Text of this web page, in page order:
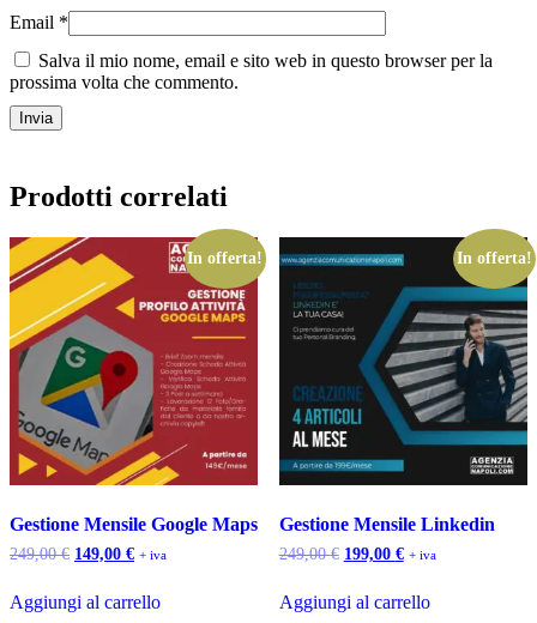
Email *
Salva il mio nome, email e sito web in questo browser per la
prossima volta che commento.
Prodotti correlati
In offerta!
Gestione Mensile Google Maps
249,00€ Il
originale
era:
149,00 €Il
attuale
è:
+ iva
Aggiungi al carrello
In offerta!
Gestione Mensile Linkedin
249,00€ Il
originale
era:
199,00 €Il
attuale
è:
+ iva
Aggiungi al carrello